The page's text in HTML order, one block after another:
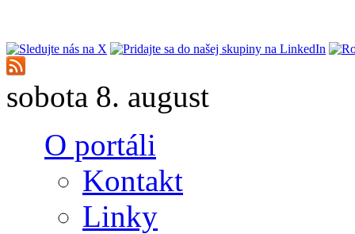
Skočiť na hlavný obsah
sobota 8. august
O portáli
Kontakt
Linky